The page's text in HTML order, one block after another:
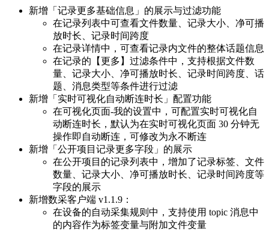
新增「记录更多基础信息」的展示与过滤功能
在记录列表中可查看文件数量、记录大小、净可播
放时长、记录时间跨度
在记录详情中，可查看记录内文件的整体话题信息
在记录的【更多】过滤条件中，支持根据文件数
量、记录大小、净可播放时长、记录时间跨度、话
题、消息类型等条件进行过滤
新增「实时可视化自动断连时长」配置功能
在可视化页面-我的设置中，可配置实时可视化自
动断连时长，默认为在实时可视化页面 30 分钟无
操作即自动断连，可修改为永不断连
新增「公开项目记录更多字段」的展示
在公开项目的记录列表中，增加了记录标签、文件
数量、记录大小、净可播放时长、记录时间跨度等
字段的展示
新增数采客户端 v1.1.9：
在设备的自动采集规则中，支持使用 topic 消息中
的内容作为标签变量与附加文件变量